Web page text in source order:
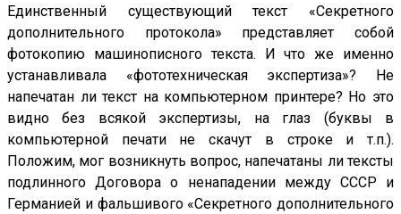
Единственный существующий текст «Секретного
дополнительного протокола» представляет собой
фотокопию машинописного текста. И что же именно
устанавливала «фототехническая экспертиза»? Не
напечатан ли текст на компьютерном принтере? Но это
видно без всякой экспертизы, на глаз (буквы в
компьютерной печати не скачут в строке и т.п.).
Положим, мог возникнуть вопрос, напечатаны ли тексты
подлинного Договора о ненападении между СССР и
Германией и фальшивого «Секретного дополнительного